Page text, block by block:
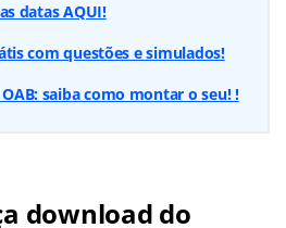
datas AQUI!
com questões e simulados!
saiba como montar o seu! !
download do